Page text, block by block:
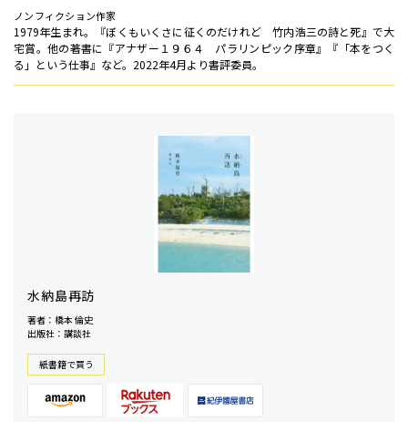
ノンフィクション作家
1979年生まれ。『ぼくもいくさに征くのだけれど 竹内浩三の詩と死』で大
宅賞。他の著書に『アナザー１９６４ パラリンピック序章』『「本をつく
る」という仕事』など。2022年4月より書評委員。
水納島再訪
著者：橋本 倫史
出版社：講談社
紙書籍で買う